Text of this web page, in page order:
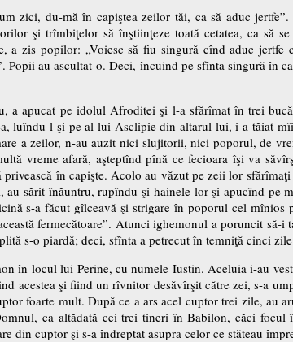
zici, du-mă în capiştea zeilor tăi, ca să aduc
şi trîmbiţelor să înştiinţeze toată cetatea, ca să
a zis popilor: „Voiesc să fiu singură cînd aduc jertfe
au ascultat-o. Deci, încuind pe sfînta singură în
a apucat pe idolul Afroditei şi l-a sfărîmat în trei
luîndu-l şi pe al lui Asclipie din altarul lui, i-a tăiat
a zeilor, n-au auzit nici slujitorii, nici poporul, de
vreme afară, aşteptînd pînă ce fecioara îşi va
în capişte. Acolo au văzut pe zeii lor
sărit înăuntru, rupîndu-şi hainele lor şi apucînd pe
s-a făcut gîlceavă şi strigare în poporul cel
fermecătoare”. Atunci ighemonul a poruncit să-
s-o piardă; deci, sfînta a petrecut în temniţă cinci
în locul lui Perine, cu numele Iustin. Aceluia i-au
acestea şi fiind un rîvnitor desăvîrşit către zei, s-a
foarte mult. După ce a ars acel cuptor trei zile, au
ca altădată cei trei tineri în Babilon, căci
din cuptor şi s-a îndreptat asupra celor ce stăteau